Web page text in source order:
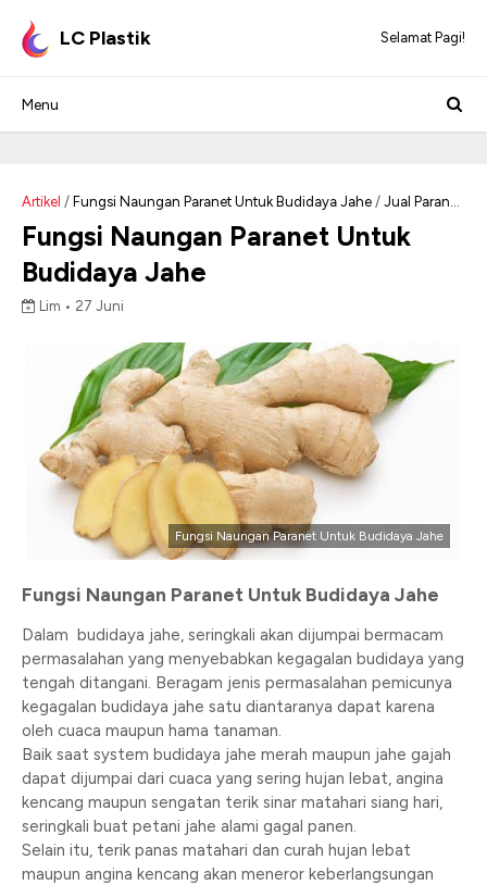
LC Plastik Selamat Pagi!
Artikel / Fungsi Naungan Paranet Untuk Budidaya Jahe / Jual Paranet
/ Manfat Naungan Paranet Untuk Budidaya Jahe
Fungsi Naungan Paranet Untuk
Budidaya Jahe
Lim • 27 Juni
Fungsi Naungan Paranet Untuk Budidaya Jahe
Fungsi Naungan Paranet Untuk Budidaya Jahe
Dalam budidaya jahe, seringkali akan dijumpai bermacam
permasalahan yang menyebabkan kegagalan budidaya yang
tengah ditangani. Beragam jenis permasalahan pemicunya
kegagalan budidaya jahe satu diantaranya dapat karena
oleh cuaca maupun hama tanaman.
Baik saat system budidaya jahe merah maupun jahe gajah
dapat dijumpai dari cuaca yang sering hujan lebat, angina
kencang maupun sengatan terik sinar matahari siang hari,
seringkali buat petani jahe alami gagal panen.
Selain itu, terik panas matahari dan curah hujan lebat
maupun angina kencang akan meneror keberlangsungan